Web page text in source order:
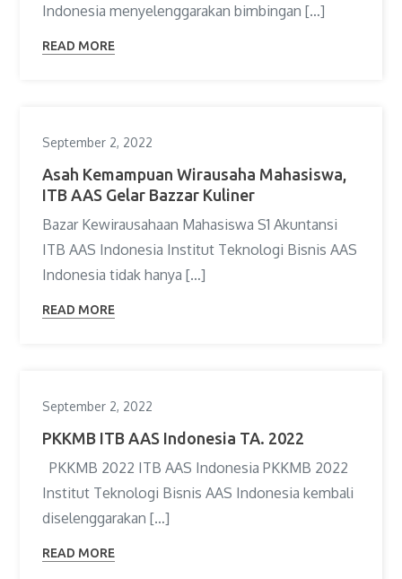
Indonesia menyelenggarakan bimbingan […]
READ MORE
September 2, 2022
Asah Kemampuan Wirausaha Mahasiswa,
ITB AAS Gelar Bazzar Kuliner
Bazar Kewirausahaan Mahasiswa S1 Akuntansi
ITB AAS Indonesia Institut Teknologi Bisnis AAS
Indonesia tidak hanya […]
READ MORE
September 2, 2022
PKKMB ITB AAS Indonesia TA. 2022
PKKMB 2022 ITB AAS Indonesia PKKMB 2022
Institut Teknologi Bisnis AAS Indonesia kembali
diselenggarakan […]
READ MORE